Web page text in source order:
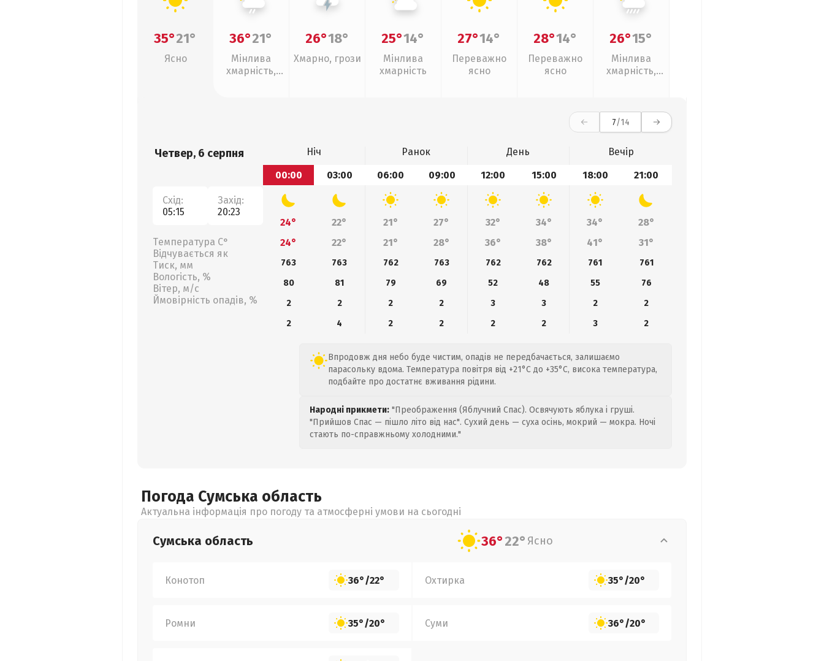
35°21°
Ясно
36°21°
Мінлива
хмарність,
26°18°
Хмарно, грози
25°14°
Мінлива
хмарність
27°14°
Переважно
ясно
28°14°
Переважно
ясно
26°15°
Мінлива
хмарність,
7/14
Четвер, 6 серпня
Схід:
05:15
Захід:
20:23
Температура С°
Відчувається як
Тиск, мм
Вологість, %
Вітер, м/с
Ймовірність опадів, %
Ніч Ранок День
Вечір
00:00
03:00 06:00 09:00 12:00 15:00 18:00 21:00
24° 22° 21° 27° 32° 34° 34°
28°
24°
22° 21° 28° 36° 38° 41° 31°
763 763 762 763 762 762 761
761
80
81 79 69 52 48 55
76
2
2 2 2 3 3 2
2
2
4 2 2 2 2 3 2
Впродовж дня небо буде чистим, опадів не передбачається, залишаємо
парасольку вдома. Температура повітря від +21°C до +35°C, висока температура,
подбайте про достатнє вживання рідини.
Народні прикмети: "Преображення (Яблучний Спас). Освячують яблука і груші.
"Прийшов Спас — пішло літо від нас". Сухий день — суха осінь, мокрий — мокра. Ночі
стають по-справжньому холодними."
Погода Сумська область
Актуальна інформація про погоду та атмосферні умови на сьогодні
Сумська область 36°22° Ясно
Конотоп 36°/22° Охтирка 35°/20°
Ромни 35°/20° Суми 36°/20°